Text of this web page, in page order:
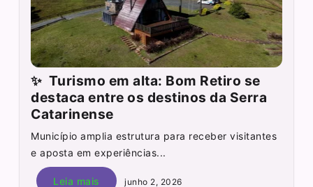
✨ Turismo em alta: Bom Retiro se
destaca entre os destinos da Serra
Catarinense
Município amplia estrutura para receber visitantes
e aposta em experiências...
Leia mais junho 2, 2026